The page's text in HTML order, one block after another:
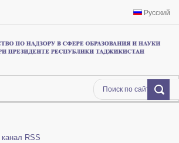
Русский
RSS